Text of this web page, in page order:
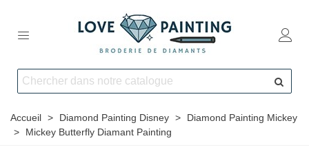
Accueil > Diamond Painting Disney >
Diamond Painting Mickey
>
Mickey Butterfly Diamant Painting